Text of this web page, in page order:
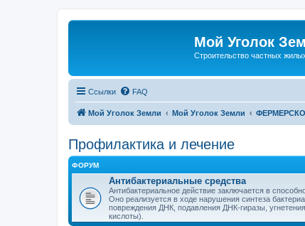
Мой Уголок
Cтроительство частных
Ссылки FAQ
Мой Уголок Земли Мой Уголок Земли
Профилактика и лечение
ФОРУМ
Антибактериальные средства
Антибактериальное действие заключается в
Оно реализуется в ходе нарушения синтеза
повреждения ДНК, подавления ДНК-гиразы,
кислоты).